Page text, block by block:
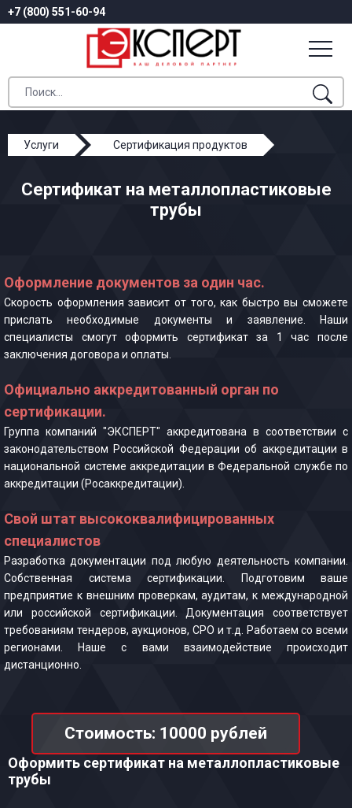
+7 (800) 551-60-94
Услуги
Сертификация продуктов
Сертификат на металлопластиковые
трубы
Оформление документов за один час.
Скорость оформления зависит от того, как быстро вы сможете
прислать необходимые документы и заявление. Наши
специалисты смогут оформить сертификат за 1 час после
заключения договора и оплаты.
Официально аккредитованный орган по
сертификации.
Группа компаний "ЭКСПЕРТ" аккредитована в соответствии с
законодательством Российской Федерации об аккредитации в
национальной системе аккредитации в Федеральной службе по
аккредитации (Росаккредитации).
Свой штат высококвалифицированных
специалистов
Разработка документации под любую деятельность компании.
Собственная система сертификации. Подготовим ваше
предприятие к внешним проверкам, аудитам, к международной
или российской сертификации. Документация соответствует
требованиям тендеров, аукционов, СРО и т.д. Работаем со всеми
регионами. Наше с вами взаимодействие происходит
дистанционно.
Стоимость: 10000 рублей
Оформить сертификат на металлопластиковые
трубы